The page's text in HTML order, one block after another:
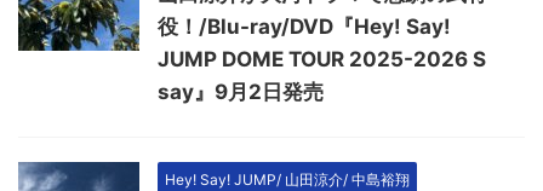
役！/Blu-ray/DVD『Hey! Say!
JUMP DOME TOUR 2025-2026 S
say』9月2日発売
Hey! Say! JUMP/ 山田涼介/ 中島裕翔